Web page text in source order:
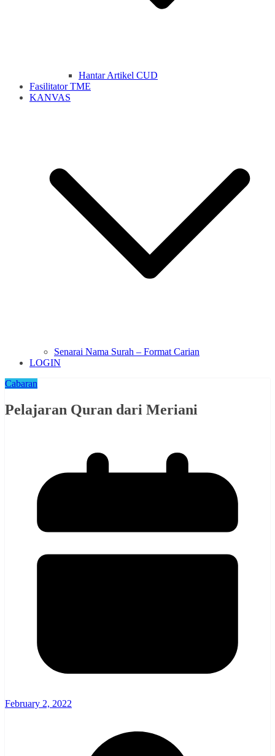
Hantar Artikel CUD
Fasilitator TME
KANVAS
Senarai Nama Surah – Format Carian
LOGIN
Cabaran
Pelajaran Quran dari Meriani
February 2, 2022